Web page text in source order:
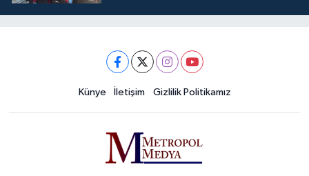
Künye İletişim Gizlilik Politikamız